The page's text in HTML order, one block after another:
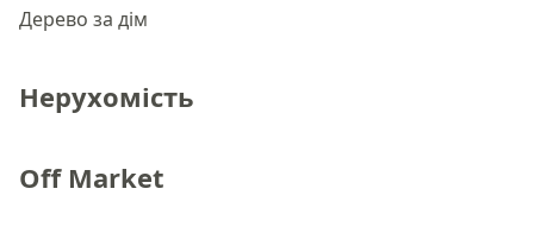
Дерево за дім
Нерухомість
Off Market